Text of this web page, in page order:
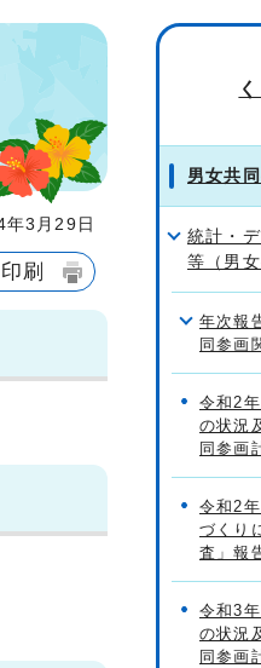
3月29日
刷
男女共
統計・
等（男女
年次報
同参画
令和2
の状況
同参画
令和2
づくり
査」報
令和3
の状況
同参画